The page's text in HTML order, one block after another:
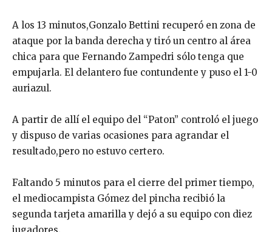
A los 13 minutos,Gonzalo Bettini recuperó en zona de
ataque por la banda derecha y tiró un centro al área
chica para que Fernando Zampedri sólo tenga que
empujarla. El delantero fue contundente y puso el 1-0
auriazul.
A partir de allí el equipo del “Paton” controló el juego
y dispuso de varias ocasiones para agrandar el
resultado,pero no estuvo certero.
Faltando 5 minutos para el cierre del primer tiempo,
el mediocampista Gómez del pincha recibió la
segunda tarjeta amarilla y dejó a su equipo con diez